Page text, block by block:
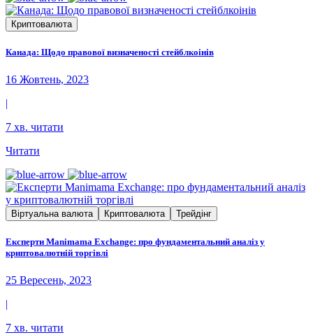
Криптовалюта
Канада: Щодо правової визначеності стейблкоінів
16 Жовтень, 2023
|
7 хв. читати
Читати
Віртуальна валюта Криптовалюта Трейдінг
Експерти Manimama Exchange: про фундаментальний аналіз у
криптовалютній торгівлі
25 Вересень, 2023
|
7 хв. читати